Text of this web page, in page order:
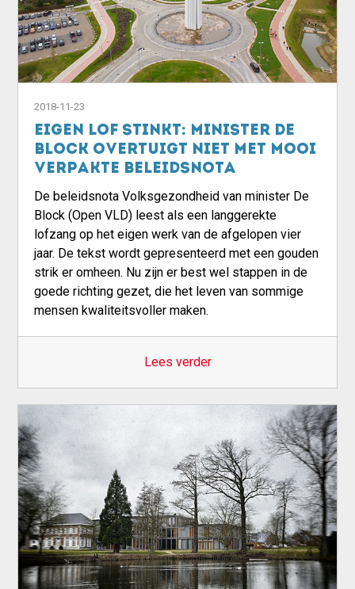
2018-11-23
Eigen lof stinkt: minister De
Block overtuigt niet met mooi
verpakte beleidsnota
De beleidsnota Volksgezondheid van minister De
Block (Open VLD) leest als een langgerekte
lofzang op het eigen werk van de afgelopen vier
jaar. De tekst wordt gepresenteerd met een gouden
strik er omheen. Nu zijn er best wel stappen in de
goede richting gezet, die het leven van sommige
mensen kwaliteitsvoller maken.
Lees verder